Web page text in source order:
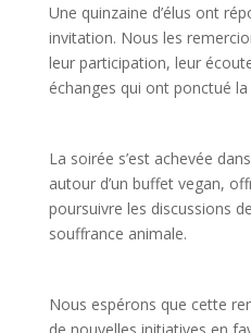
Une quinzaine d’élus ont
invitation. Nous les
leur participation, leur
échanges qui ont ponctué la
La soirée s’est achevée
autour d’un buffet vegan,
poursuivre les discussions
souffrance animale.
Nous espérons que cette